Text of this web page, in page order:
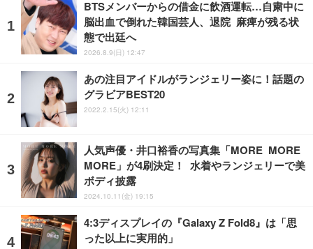
BTSメンバーからの借金に飲酒運転…自粛中に
脳出血で倒れた韓国芸人、退院 麻痺が残る状
態で出廷へ
2026.8.9(日) 12:47
あの注目アイドルがランジェリー姿に！話題の
グラビアBEST20
2022.2.15(火) 12:11
人気声優・井口裕香の写真集「MORE MORE
MORE」が4刷決定！ 水着やランジェリーで美
ボディ披露
2024.10.11(金) 19:15
4:3ディスプレイの『Galaxy Z Fold8』は「思
った以上に実用的」